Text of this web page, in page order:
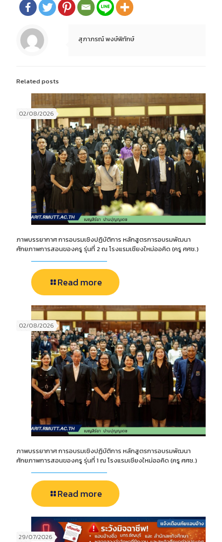
สุภาภรณ์ พงษ์พิทักษ์
Related posts
02/08/2026
ภาพบรรยากาศ การอบรมเชิงปฏิบัติการ หลักสูตรการอบรมพัฒนา
ศักยภาพการสอนของครู รุ่นที่ 2 ณ โรงแรมเชียงใหม่ออคิด (ครู ศศช.)
Read more
02/08/2026
ภาพบรรยากาศ การอบรมเชิงปฏิบัติการ หลักสูตรการอบรมพัฒนา
ศักยภาพการสอนของครู รุ่นที่ 1 ณ โรงแรมเชียงใหม่ออคิด (ครู ศศช.)
Read more
29/07/2026